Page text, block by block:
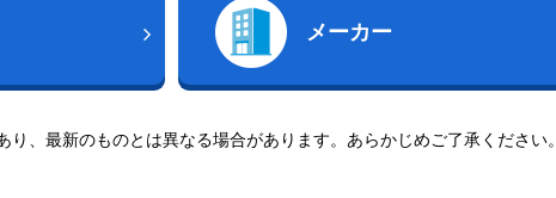
メーカー
、最新のものとは異なる場合があります。あらかじめご了承ください。